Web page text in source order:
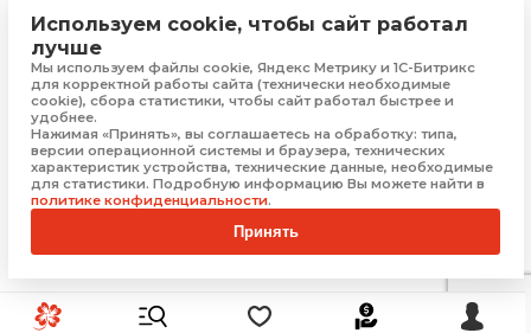
© 2025 «Удача» | Франчайзинговая сеть
Политика конфиденциальности
Присоединяйтесь
Скачать приложение
Используем cookie, чтобы сайт работал
лучше
Мы используем файлы cookie, Яндекс Метрику и 1С-Битрикс
для корректной работы сайта (технически необходимые
cookie), сбора статистики, чтобы сайт работал быстрее и
удобнее.
Нажимая «Принять», вы соглашаетесь на обработку: типа,
версии операционной системы и браузера, технических
характеристик устройства, технические данные, необходимые
для статистики. Подробную информацию Вы можете найти в
политике конфиденциальности.
Принять